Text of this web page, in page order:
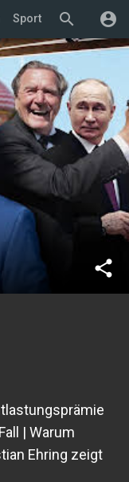
search account_circle
Sport
share
| Warum
Ehring zeigt